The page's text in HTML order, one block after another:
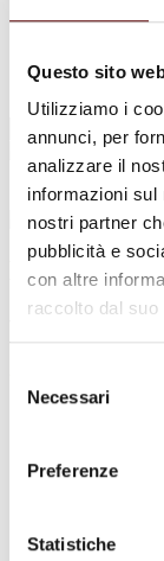
Questo sito
Utilizziamo i
annunci, per
analizzare il
informazioni
nostri partner
pubblicità e
con altre
raccolto dal
delNecessari
Preferenze
Statistiche
Necrologi
Sedi
per:
Maria